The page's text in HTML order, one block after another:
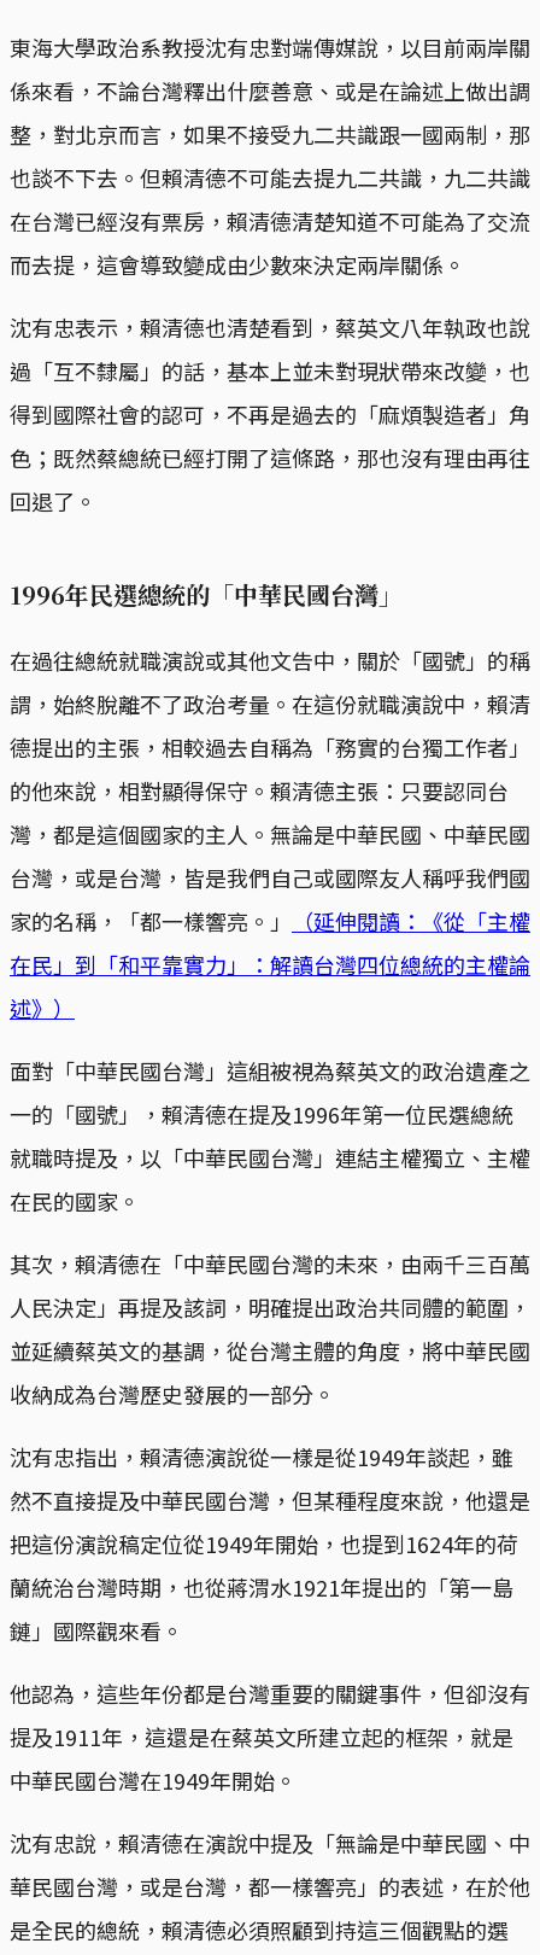
東海大學政治系教授沈有忠對端傳媒說，以目前兩岸關
係來看，不論台灣釋出什麼善意、或是在論述上做出調
整，對北京而言，如果不接受九二共識跟一國兩制，那
也談不下去。但賴清德不可能去提九二共識，九二共識
在台灣已經沒有票房，賴清德清楚知道不可能為了交流
而去提，這會導致變成由少數來決定兩岸關係。
沈有忠表示，賴清德也清楚看到，蔡英文八年執政也說
過「互不隸屬」的話，基本上並未對現狀帶來改變，也
得到國際社會的認可，不再是過去的「麻煩製造者」角
色；既然蔡總統已經打開了這條路，那也沒有理由再往
回退了。
1996年民選總統的「中華民國台灣」
在過往總統就職演說或其他文告中，關於「國號」的稱
謂，始終脫離不了政治考量。在這份就職演說中，賴清
德提出的主張，相較過去自稱為「務實的台獨工作者」
的他來說，相對顯得保守。賴清德主張：只要認同台
灣，都是這個國家的主人。無論是中華民國、中華民國
台灣，或是台灣，皆是我們自己或國際友人稱呼我們國
家的名稱，「都一樣響亮。」
（延伸閱讀：《從「主權
在民」到「和平靠實力」：解讀台灣四位總統的主權論
述》）
面對「中華民國台灣」這組被視為蔡英文的政治遺產之
一的「國號」，賴清德在提及1996年第一位民選總統
就職時提及，以「中華民國台灣」連結主權獨立、主權
在民的國家。
其次，賴清德在「中華民國台灣的未來，由兩千三百萬
人民決定」再提及該詞，明確提出政治共同體的範圍，
並延續蔡英文的基調，從台灣主體的角度，將中華民國
收納成為台灣歷史發展的一部分。
沈有忠指出，賴清德演說從一樣是從1949年談起，雖
然不直接提及中華民國台灣，但某種程度來說，他還是
把這份演說稿定位從1949年開始，也提到1624年的荷
蘭統治台灣時期，也從蔣渭水1921年提出的「第一島
鏈」國際觀來看。
他認為，這些年份都是台灣重要的關鍵事件，但卻沒有
提及1911年，這還是在蔡英文所建立起的框架，就是
中華民國台灣在1949年開始。
沈有忠說，賴清德在演說中提及「無論是中華民國、中
華民國台灣，或是台灣，都一樣響亮」的表述，在於他
是全民的總統，賴清德必須照顧到持這三個觀點的選